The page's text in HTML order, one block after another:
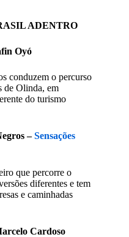
ADENTRO
Oyó
conduzem o percurso
de Olinda, em
do turismo
–Sensações
que percorre o
diferentes e tem
e caminhadas
Cardoso